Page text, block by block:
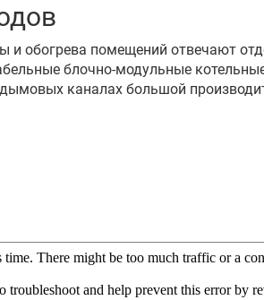
и обогрева помещений отвечают
блочно-модульные
каналах большой